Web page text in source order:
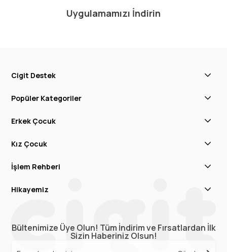
Uygulamamızı İndirin
Cigit Destek
Popüler Kategoriler
Erkek Çocuk
Kız Çocuk
İşlem Rehberi
Hikayemiz
Bültenimize Üye Olun! Tüm İndirim ve Fırsatlardan İlk
Sizin Haberiniz Olsun!